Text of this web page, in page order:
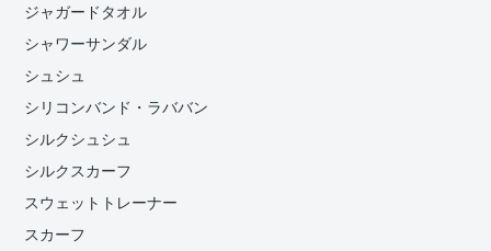
ジャガードタオル
シャワーサンダル
シュシュ
シリコンバンド・ラババン
シルクシュシュ
シルクスカーフ
スウェットトレーナー
スカーフ